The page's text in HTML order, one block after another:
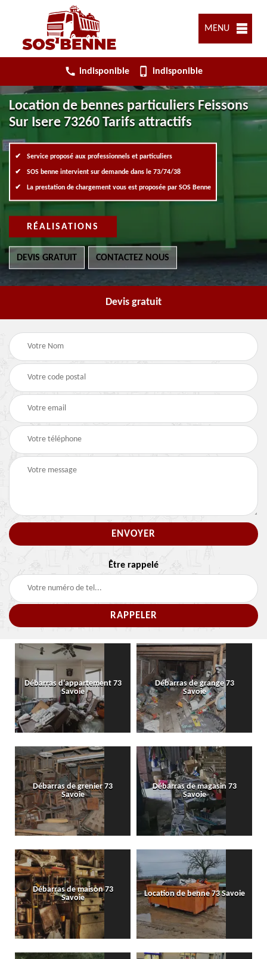
MENU
indisponible indisponible
Location de bennes particuliers Feissons
Sur Isere 73260 Tarifs attractifs
Service proposé aux professionnels et particuliers
SOS benne intervient sur demande dans le 73/74/38
La prestation de chargement vous est proposée par SOS Benne
RÉALISATIONS
DEVIS GRATUIT CONTACTEZ NOUS
Devis gratuit
Être rappelé
Débarras d'appartement 73
Savoie
Débarras de grange 73
Savoie
Débarras de grenier 73
Savoie
Débarras de magasin 73
Savoie
Débarras de maison 73
Savoie
Location de benne 73 Savoie